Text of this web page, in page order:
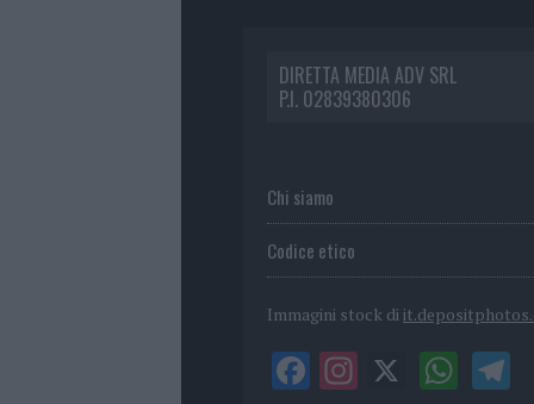
DIRETTA MEDIA ADV SRL
P.I. 02839380306
Chi siamo
Codice etico
Immagini stock di